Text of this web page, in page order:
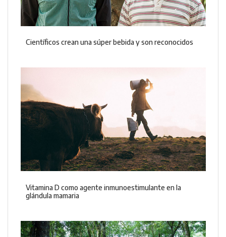
Científicos crean una súper bebida y son reconocidos
Vitamina D como agente inmunoestimulante en la
glándula mamaria